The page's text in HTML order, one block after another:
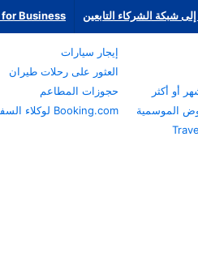
شبكة الشركاء التابعين Business
أو أكثر
الموسمية
إيجار سيارات
العثور على رحلات طيران
حجوزات المطاعم
Booking.com لوكلاء السفر